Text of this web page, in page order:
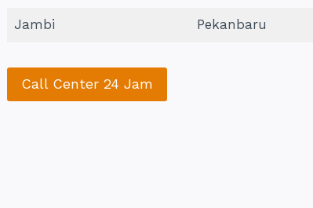
Jambi Pekanbaru
Call Center 24 Jam